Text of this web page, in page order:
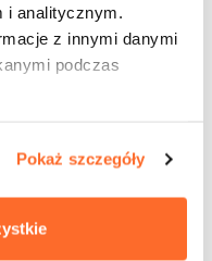
i analitycznym.
z innymi danymi
podczas
Pokaż szczegóły